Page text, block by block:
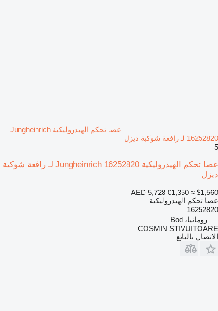
عصا تحكم الهيدروليكية Jungheinrich
16252820 لـ رافعة شوكية ديزل
5
عصا تحكم الهيدروليكية Jungheinrich 16252820 لـ رافعة شوكية
ديزل
AED 5,728 €1,350 ≈ $1,560
عصا تحكم الهيدروليكية
16252820
رومانيا، Bod
COSMIN STIVUITOARE
الاتصال بالبائع